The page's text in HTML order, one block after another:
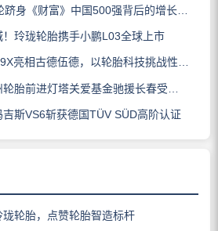
身《财富》中国500强背后的增长逻辑
玲珑轮胎携手小鹏L03全球上市
相古德伍德，以轮胎科技挑战性能边界
前进灯塔关爱基金驰援长春受灾门店
斯VS6斩获德国TÜV SÜD高阶认证
轮胎，点赞轮胎智造标杆